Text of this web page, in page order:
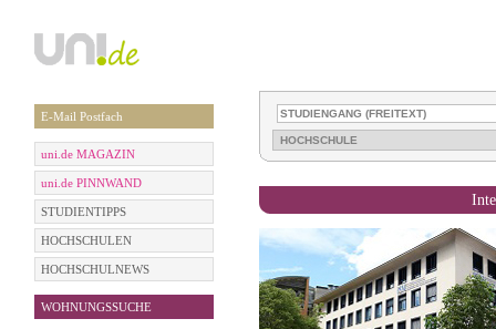
E-Mail Postfach
uni.de MAGAZIN
uni.de PINNWAND
STUDIENTIPPS
HOCHSCHULEN
HOCHSCHULNEWS
WOHNUNGSSUCHE